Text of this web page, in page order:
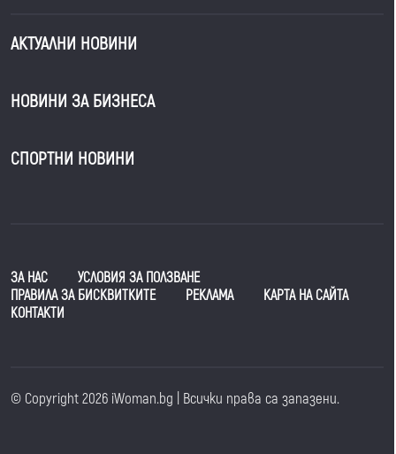
АКТУАЛНИ НОВИНИ
НОВИНИ ЗА БИЗНЕСА
СПОРТНИ НОВИНИ
ЗА НАС
УСЛОВИЯ ЗА ПОЛЗВАНЕ
ПРАВИЛА ЗА БИСКВИТКИТЕ
РЕКЛАМА
КАРТА НА САЙТА
КОНТАКТИ
© Copyright 2026 iWoman.bg | Всички права са запазени.